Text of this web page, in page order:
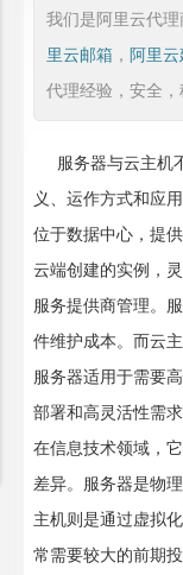
我们是阿里云代
里云邮箱 ， 阿里
代理经验，安全，
服务器与云主机
义、运作方式和应
位于数据中心，提
云端创建的实例，
服务提供商管理。
件维护成本。而云
服务器适用于需要
部署和高灵活性需
在信息技术领域，
差异。服务器是物
主机则是通过虚拟
常需要较大的前期